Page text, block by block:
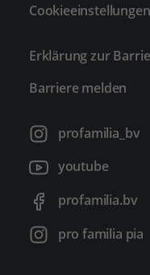
Cookieeinstellungen
Erklärung zur
Barriere melden
profamilia_bv
youtube
profamilia.bv
pro familia pia